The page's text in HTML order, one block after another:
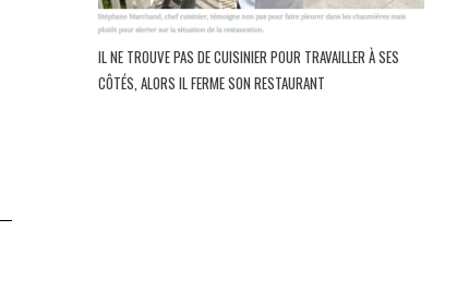
IL NE TROUVE PAS DE CUISINIER POUR TRAVAILLER À SES
CÔTÉS, ALORS IL FERME SON RESTAURANT